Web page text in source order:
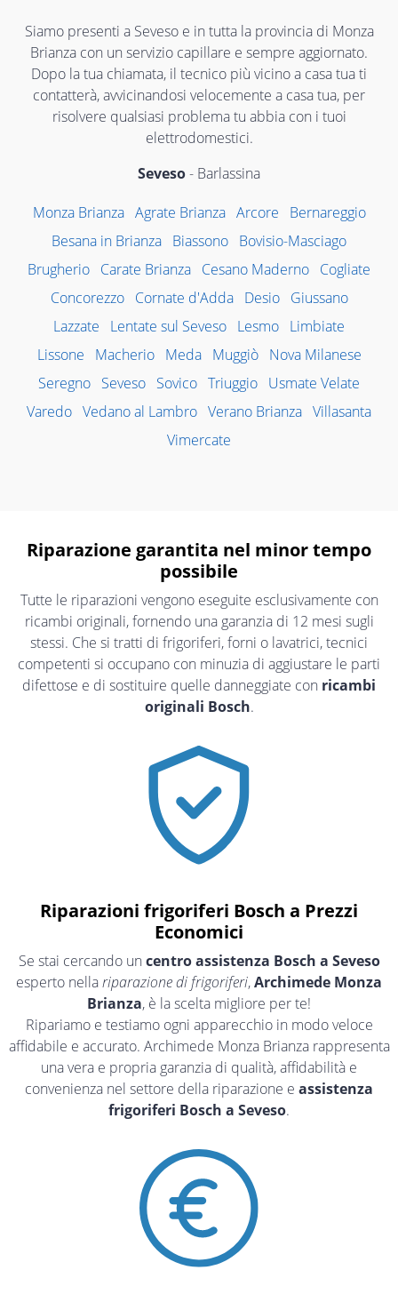
Siamo presenti a Seveso e in tutta la provincia di Monza
Brianza con un servizio capillare e sempre aggiornato.
Dopo la tua chiamata, il tecnico più vicino a casa tua ti
contatterà, avvicinandosi velocemente a casa tua, per
risolvere qualsiasi problema tu abbia con i tuoi
elettrodomestici.
Seveso- Barlassina
Monza Brianza Agrate Brianza Arcore
Bernareggio
Besana in Brianza Biassono Bovisio-Masciago
Brugherio Carate Brianza Cesano Maderno Cogliate
Concorezzo
Cornate d'Adda Desio
Giussano
Lazzate
Lentate sul Seveso Lesmo Limbiate
Lissone
Macherio Meda Muggiò
Nova Milanese
Seregno Seveso Sovico Triuggio Usmate Velate
Varedo Vedano al Lambro Verano Brianza Villasanta
Vimercate
Riparazione garantita nel minor tempo
possibile
Tutte le riparazioni vengono eseguite esclusivamente con
ricambi originali, fornendo una garanzia di 12 mesi sugli
stessi. Che si tratti di frigoriferi, forni o lavatrici, tecnici
competenti si occupano con minuzia di aggiustare le parti
difettose e di sostituire quelle danneggiate con ricambi
originali Bosch.
Riparazioni frigoriferi Bosch a Prezzi
Economici
Se stai cercando un centro assistenza Bosch a Seveso
esperto nellariparazione di frigoriferi,Archimede Monza
Brianza, è la scelta migliore per te!
Ripariamo e testiamo ogni apparecchio in modo veloce
affidabile e accurato. Archimede Monza Brianza rappresenta
una vera e propria garanzia di qualità, affidabilità e
convenienza nel settore della riparazione e assistenza
frigoriferi Bosch a Seveso.